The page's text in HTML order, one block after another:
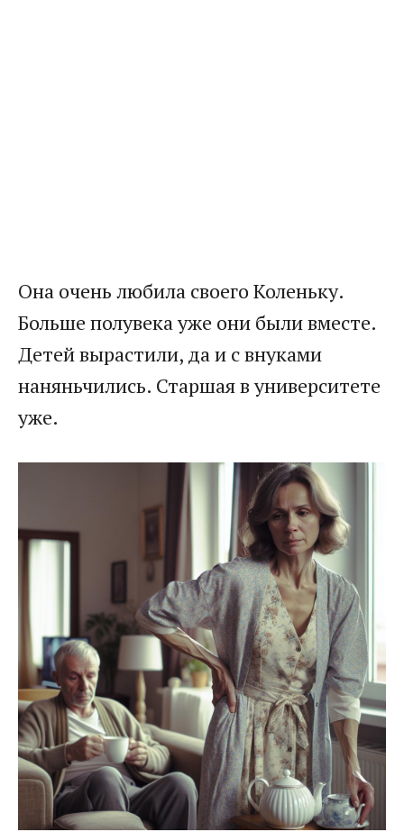
Она очень любила своего Коленьку.
Больше полувека уже они были вместе.
Детей вырастили, да и с внуками
наняньчились. Старшая в университете
уже.